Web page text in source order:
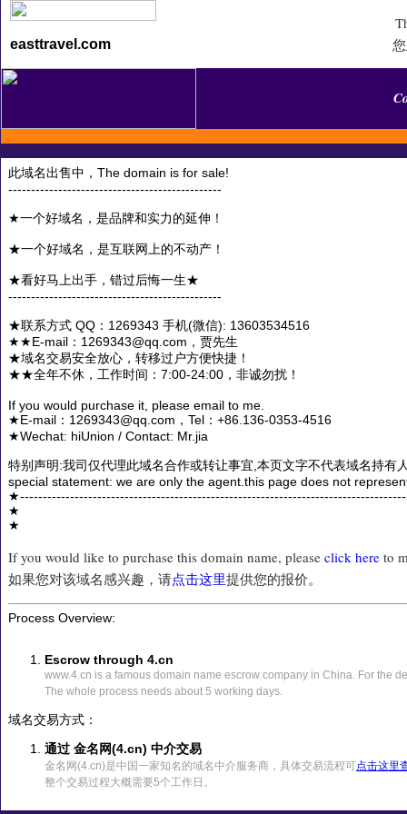
easttravel.com
此域名出售中，The domain is for sale!
-----------------------------------------------
★一个好域名，是品牌和实力的延伸！
★一个好域名，是互联网上的不动产！
★看好马上出手，错过后悔一生★
-----------------------------------------------
★联系方式 QQ：1269343 手机(微信): 13603534516
★★E-mail：1269343@qq.com，贾先生
★域名交易安全放心，转移过户方便快捷！
★★全年不休，工作时间：7:00-24:00，非诚勿扰！
If you would purchase it, please email to me.
★E-mail：1269343@qq.com，Tel：+86.136-0353-4516
★Wechat: hiUnion / Contact: Mr.jia
特别声明:我司仅代理此域名合作或转让事宜,本页文字不代表域名持有
special statement: we are only the agent.this page does not
★
★
If you would like to purchase this domain name, please click here to
如果您对该域名感兴趣，请点击这里提供您的报价。
Process Overview:
Escrow through 4.cn
www.4.cn is a famous domain name escrow company in China. For the
The whole process needs about 5 working days.
域名交易方式：
通过 金名网(4.cn) 中介交易
金名网(4.cn)是中国一家知名的域名中介服务商，具体交易流程可点击这里
整个交易过程大概需要5个工作日。